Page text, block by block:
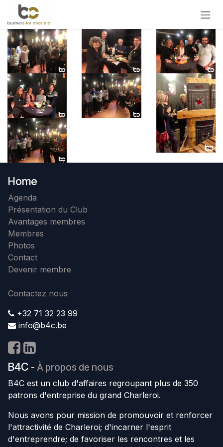
Se rendre au contenu
Home
Agenda
Présentation du Club
Avantages membres
Membres
Photos
Contact
Devenir membre
Contactez nous
+32 71 32 23 99
info@b4c.be
B4C - À propos de nous
B4C est un club d'affaires regroupant plus de 350
patrons d'entreprise du grand Charleroi.
Nous avons pour mission de promouvoir et renforcer
l'attractivité de Charleroi; d'incarner l'esprit
d'entreprendre; de favoriser les rencontres et les